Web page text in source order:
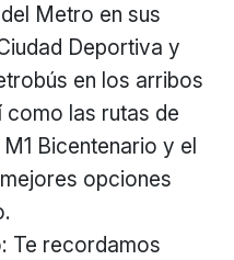
Metro en sus
Deportiva y
en los arribos
como las rutas de
M1 Bicentenario y el
opciones
Te recordamos